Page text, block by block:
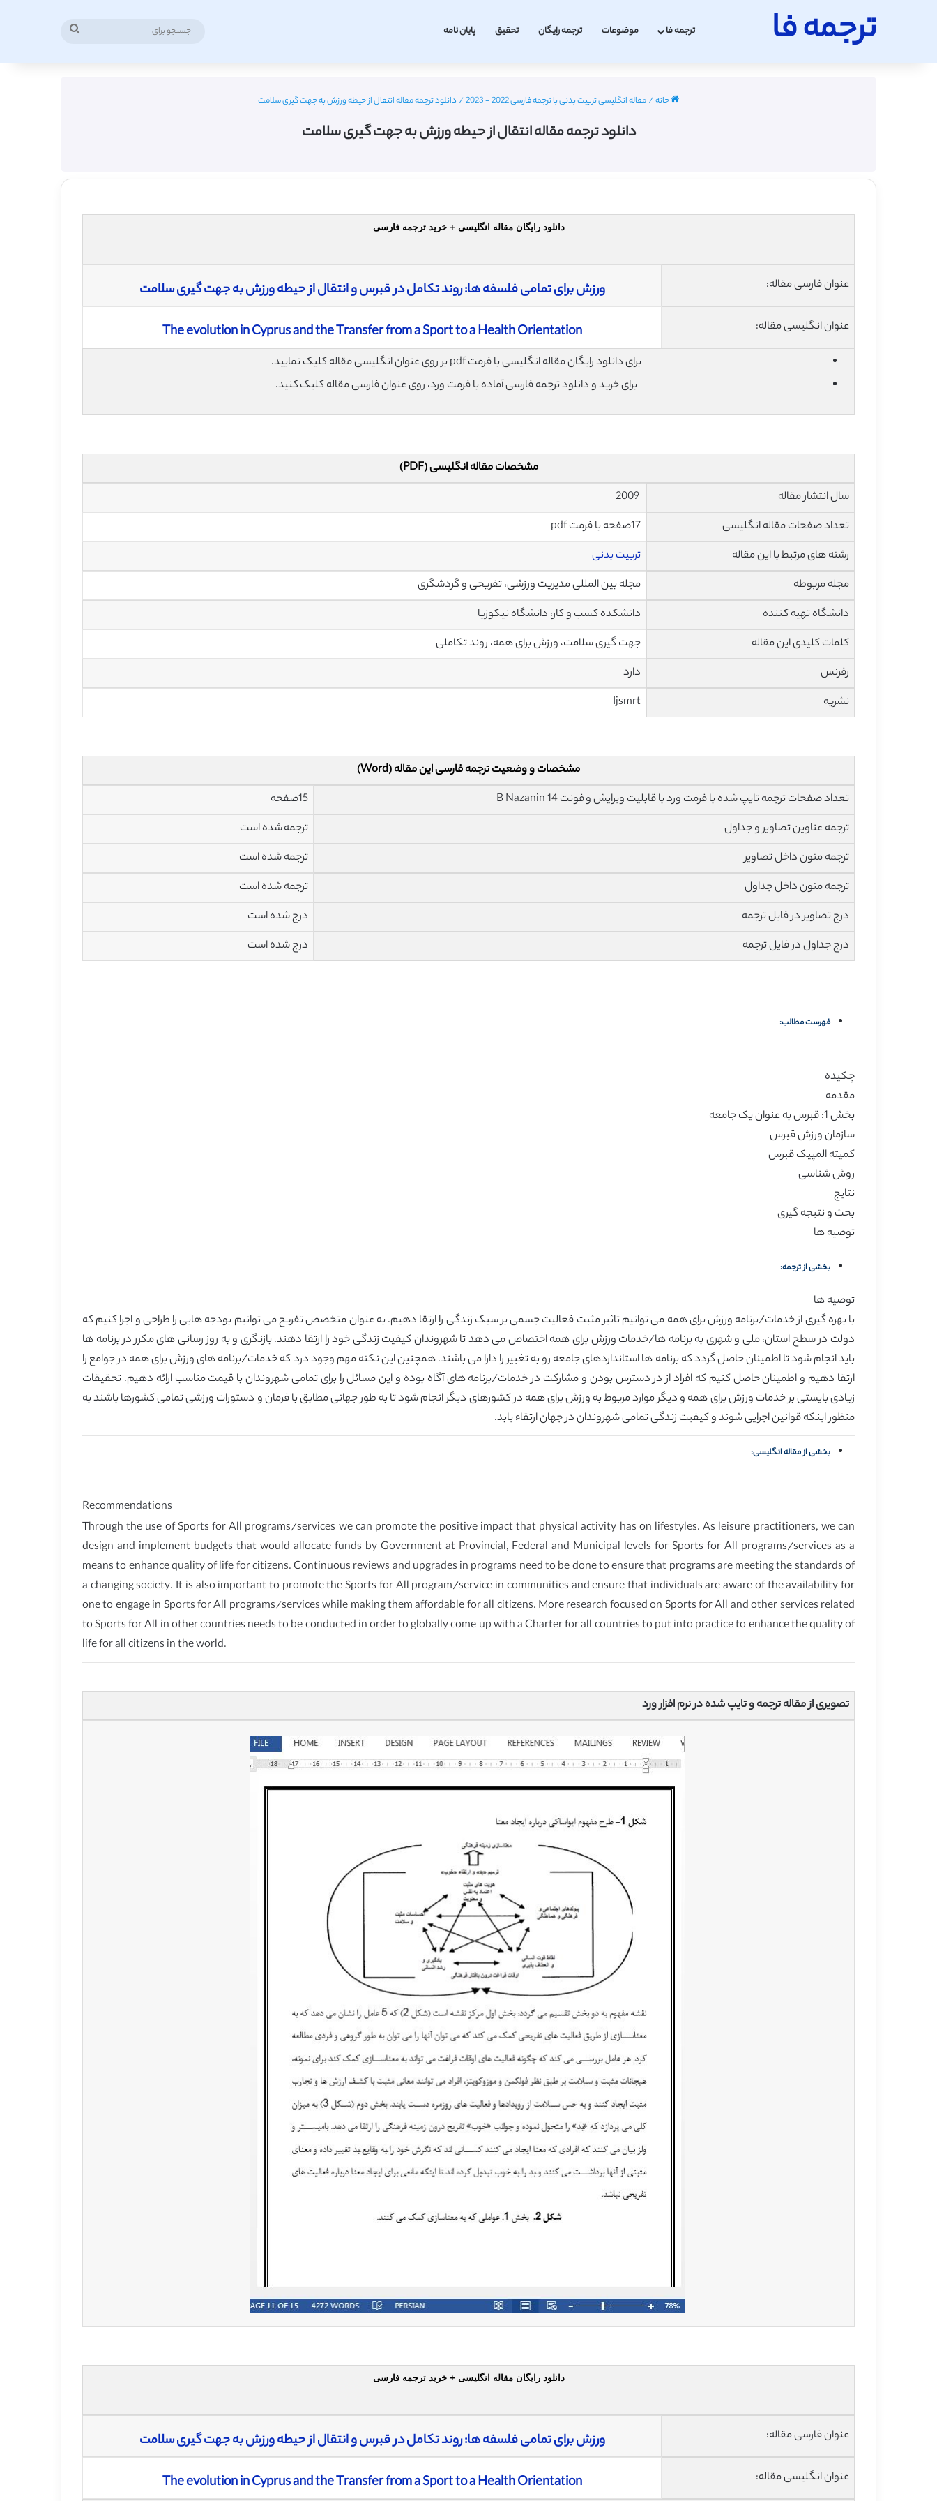
ترجمه فا ترجمه فا موضوعات ترجمه رایگان تحقیق پایان نامه
خانه/مقاله انگلیسی تربیت بدنی با ترجمه فارسی 2022 - 2023 / دانلود ترجمه مقاله انتقال از حیطه ورزش به جهت گیری سلامت
دانلود ترجمه مقاله انتقال از حیطه ورزش به جهت گیری سلامت
دانلود رایگان مقاله انگلیسی + خرید ترجمه فارسی
عنوان فارسی مقاله: ورزش برای تمامی فلسفه ها: روند تکامل در قبرس و انتقال از حیطه ورزش به جهت گیری سلامت
عنوان انگلیسی مقاله: The evolution in Cyprus and the Transfer from a Sport to a Health Orientation
برای دانلود رایگان مقاله انگلیسی با فرمت pdf بر روی عنوان انگلیسی مقاله کلیک نمایید.
برای خرید و دانلود ترجمه فارسی آماده با فرمت ورد، روی عنوان فارسی مقاله کلیک کنید.
مشخصات مقاله انگلیسی (PDF)
سال انتشار مقاله
تعداد صفحات مقاله انگلیسی
17صفحه با فرمت pdf
رشته های مرتبط با این مقاله
تربیت بدنی
مجله مربوطه
مجله بین المللی مدیریت ورزشی، تفریحی و گردشگری
دانشگاه تهیه کننده
دانشکده کسب و کار، دانشگاه نیکوزیا
کلمات کلیدی این مقاله
جهت گیری سلامت، ورزش برای همه، روند تکاملی
رفرنس
دارد
نشریه
Ijsmrt
مشخصات و وضعیت ترجمه فارسی این مقاله (Word)
تعداد صفحات ترجمه تایپ شده با فرمت ورد با قابلیت ویرایش و فونت 14 B Nazanin
15صفحه
ترجمه عناوین تصاویر و جداول
ترجمه شده است
ترجمه متون داخل تصاویر
ترجمه شده است
ترجمه متون داخل جداول
ترجمه شده است
درج تصاویر در فایل ترجمه
درج شده است
درج جداول در فایل ترجمه
درج شده است
فهرست مطالب:
چکیده
مقدمه
بخش 1: قبرس به عنوان یک جامعه
سازمان ورزش قبرس
کمیته المپیک قبرس
روش شناسی
نتایج
بحث و نتیجه گیری
توصیه ها
بخشی از ترجمه:
توصیه ها
با بهره گیری از خدمات/برنامه ورزش برای همه می توانیم تاثیر مثبت فعالیت جسمی بر سبک زندگی را ارتقا دهیم. به عنوان متخصص تفریح می توانیم بودجه هایی را طراحی و اجرا کنیم که
دولت در سطح استان، ملی و شهری به برنامه ها/خدمات ورزش برای همه اختصاص می دهد تا شهروندان کیفیت زندگی خود را ارتقا دهند. بازنگری و به روز رسانی های مکرر در برنامه ها
باید انجام شود تا اطمینان حاصل گردد که برنامه ها استانداردهای جامعه رو به تغییر را دارا می باشند. همچنین این نکته مهم وجود درد که خدمات/برنامه های ورزش برای همه در جوامع را
ارتقا دهیم و اطمینان حاصل کنیم که افراد از در دسترس بودن و مشارکت در خدمات/برنامه های آگاه بوده و این مسائل را برای تمامی شهروندان با قیمت مناسب ارائه دهیم. تحقیقات
زیادی بایستی بر خدمات ورزش برای همه و دیگر موارد مربوط به ورزش برای همه در کشورهای دیگر انجام شود تا به طور جهانی مطابق با فرمان و دستورات ورزشی تمامی کشورها باشند به
منظور اینکه قوانین اجرایی شوند و کیفیت زندگی تمامی شهروندان در جهان ارتقاء یابد.
بخشی از مقاله انگلیسی:
Recommendations
Through the use of Sports for All programs/services we can promote the positive impact that physical activity has on lifestyles. As leisure practitioners, we can
design and implement budgets that would allocate funds by Government at Provincial, Federal and Municipal levels for Sports for All programs/services as a
means to enhance quality of life for citizens. Continuous reviews and upgrades in programs need to be done to ensure that programs are meeting the standards of
a changing society. It is also important to promote the Sports for All program/service in communities and ensure that individuals are aware of the availability for
one to engage in Sports for All programs/services while making them affordable for all citizens. More research focused on Sports for All and other services related
to Sports for All in other countries needs to be conducted in order to globally come up with a Charter for all countries to put into practice to enhance the quality of
life for all citizens in the world.
تصویری از مقاله ترجمه و تایپ شده در نرم افزار ورد
دانلود رایگان مقاله انگلیسی + خرید ترجمه فارسی
عنوان فارسی مقاله: ورزش برای تمامی فلسفه ها: روند تکامل در قبرس و انتقال از حیطه ورزش به جهت گیری سلامت
عنوان انگلیسی مقاله: The evolution in Cyprus and the Transfer from a Sport to a Health Orientation